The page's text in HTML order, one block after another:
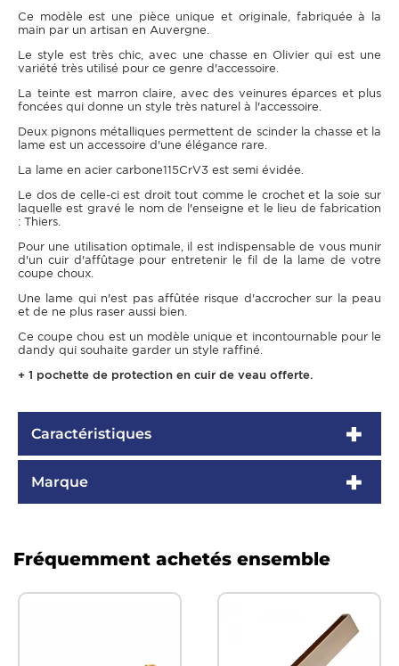
Ce modèle est une pièce unique et originale, fabriquée à la
main par un artisan en Auvergne.
Le style est très chic, avec une chasse en Olivier qui est une
variété très utilisé pour ce genre d'accessoire.
La teinte est marron claire, avec des veinures éparces et plus
foncées qui donne un style très naturel à l'accessoire.
Deux pignons métalliques permettent de scinder la chasse et la
lame est un accessoire d'une élégance rare.
La lame en acier carbone115CrV3 est semi évidée.
Le dos de celle-ci est droit tout comme le crochet et la soie sur
laquelle est gravé le nom de l'enseigne et le lieu de fabrication
: Thiers.
Pour une utilisation optimale, il est indispensable de vous munir
d'un cuir d'affûtage pour entretenir le fil de la lame de votre
coupe choux.
Une lame qui n'est pas affûtée risque d'accrocher sur la peau
et de ne plus raser aussi bien.
Ce coupe chou est un modèle unique et incontournable pour le
dandy qui souhaite garder un style raffiné.
+ 1 pochette de protection en cuir de veau offerte.
Caractéristiques
Marque
Fréquemment achetés ensemble